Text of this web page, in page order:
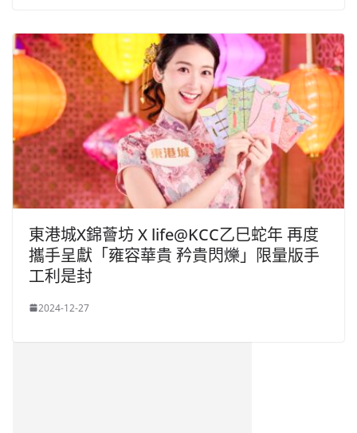
東港城X錦薈坊 X life@KCC乙巳蛇年 再度
攜手呈獻「雍容華貴 矜貴閃爍」限量版手
工利是封
2024-12-27